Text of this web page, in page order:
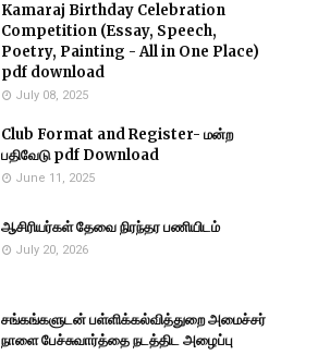
Kamaraj Birthday Celebration
Competition (Essay, Speech,
Poetry, Painting - All in One Place)
pdf download
July 08, 2025
Club Format and Register- மன்ற
பதிவேடு pdf Download
June 11, 2025
ஆசிரியர்கள் தேவை நிரந்தர பணியிடம்
July 20, 2026
சங்கங்களுடன் பள்ளிக்கல்வித்துறை அமைச்சர்
நாளை பேச்சுவார்த்தை நடத்திட அழைப்பு